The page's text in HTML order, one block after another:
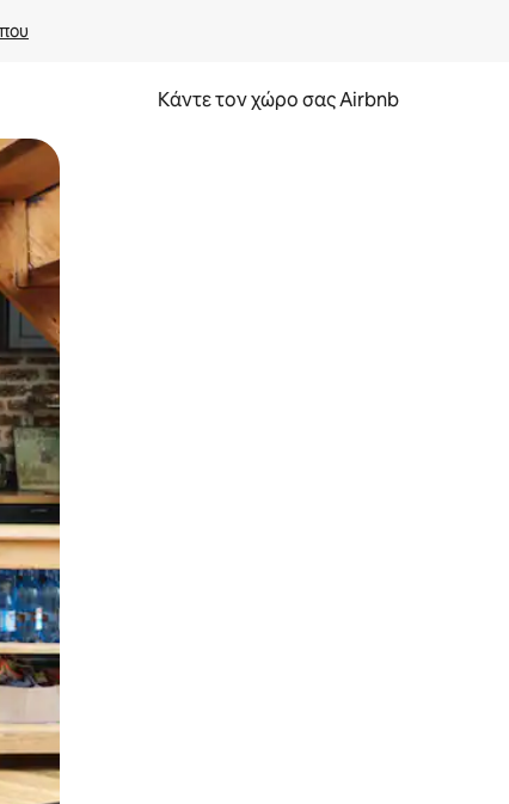
Κάντε τον χώρο σας Airbnb
εξερευνήσετε με την αφή ή να τη σύρετε με τα δάχτυλα.